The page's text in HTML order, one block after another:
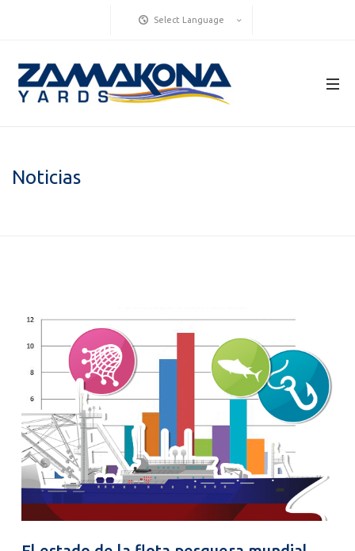
Select Language
Noticias